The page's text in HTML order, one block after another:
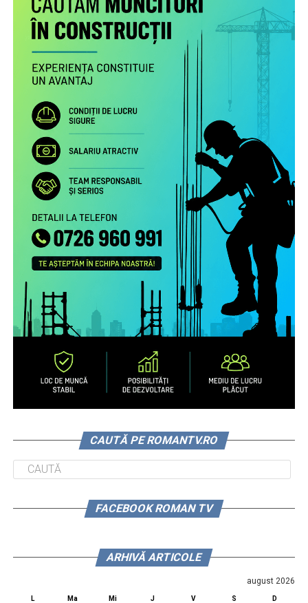
CAUTĂ PE ROMANTV.RO
FACEBOOK ROMAN TV
ARHIVĂ ARTICOLE
august 2026
L Ma Mi J V S D